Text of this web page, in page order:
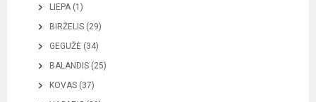
LIEPA (1)
BIRŽELIS (29)
GEGUŽĖ (34)
BALANDIS (25)
KOVAS (37)